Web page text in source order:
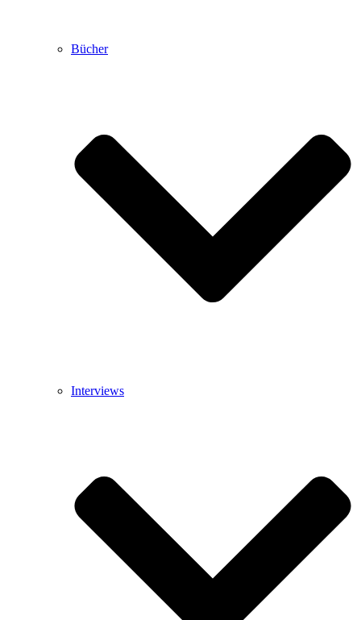
Bücher
Interviews